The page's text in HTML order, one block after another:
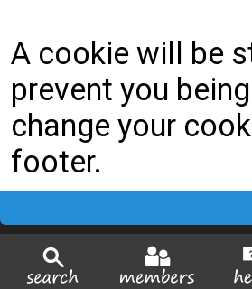
A cookie will be
prevent you
change your
footer.